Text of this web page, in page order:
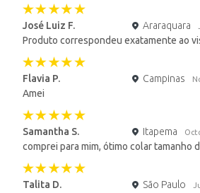
José Luiz F. Araraquara
Produto correspondeu exatamente ao
Flavia P. Campinas
Amei
Samantha S. Itapema
comprei para mim, ótimo colar tamanho
Talita D. São Paulo